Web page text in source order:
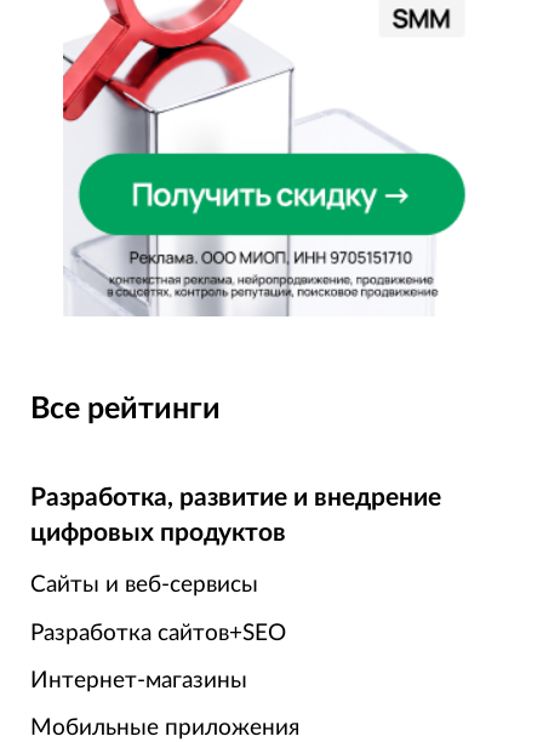
Все рейтинги
Разработка, развитие и внедрение
цифровых продуктов
Сайты и веб-сервисы
Разработка сайтов+SEO
Интернет-магазины
Мобильные приложения